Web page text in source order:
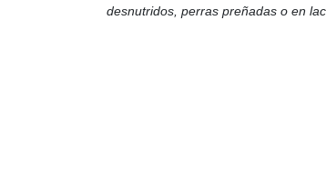
desnutridos, perras preñadas o en